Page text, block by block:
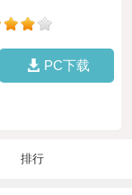
PC下载
排行